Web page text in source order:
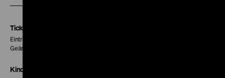
Tickets
Eintritt 5 €
Geänderte Preise sind im Programm vermerkt.
Kinokasse